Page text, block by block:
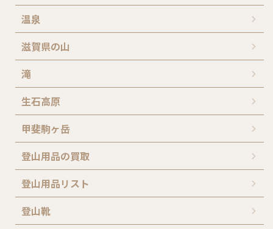
温泉
滋賀県の山
滝
生石高原
甲斐駒ヶ岳
登山用品の買取
登山用品リスト
登山靴